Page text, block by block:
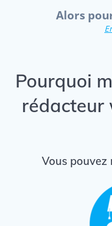
Alors
Pourquoi
rédacteur
Vous pouvez